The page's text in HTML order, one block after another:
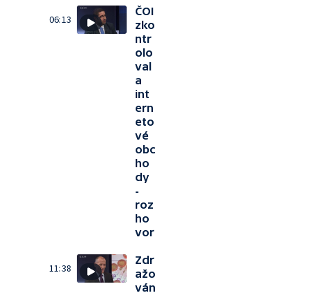
06:13
ČOI
zko
ntr
olo
val
a
int
ern
eto
vé
obc
ho
dy
-
roz
ho
vor
11:38
Zdr
ažo
ván